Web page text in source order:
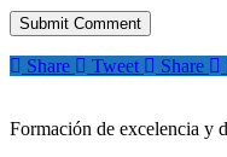
Share Tweet Share
Formación de excelencia y